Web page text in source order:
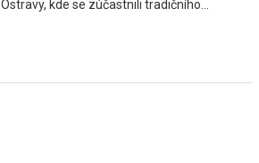
kde se zúčastnili tradičního…